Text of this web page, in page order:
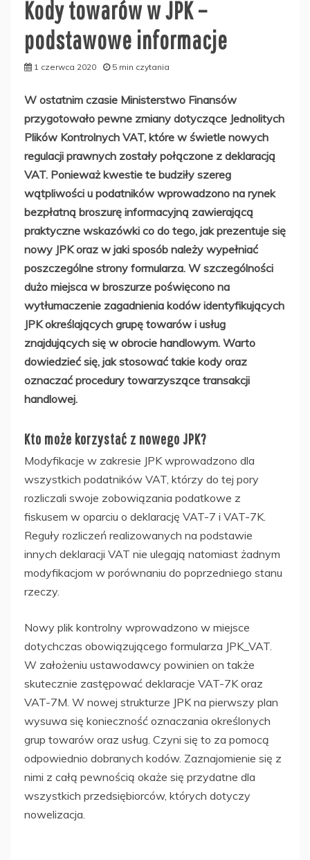
Kody towarów w JPK –
podstawowe informacje
1 czerwca 2020 5 min czytania
W ostatnim czasie Ministerstwo Finansów
przygotowało pewne zmiany dotyczące Jednolitych
Plików Kontrolnych VAT, które w świetle nowych
regulacji prawnych zostały połączone z deklaracją
VAT. Ponieważ kwestie te budziły szereg
wątpliwości u podatników wprowadzono na rynek
bezpłatną broszurę informacyjną zawierającą
praktyczne wskazówki co do tego, jak prezentuje się
nowy JPK oraz w jaki sposób należy wypełniać
poszczególne strony formularza. W szczególności
dużo miejsca w broszurze poświęcono na
wytłumaczenie zagadnienia kodów identyfikujących
JPK określających grupę towarów i usług
znajdujących się w obrocie handlowym. Warto
dowiedzieć się, jak stosować takie kody oraz
oznaczać procedury towarzyszące transakcji
handlowej.
Kto może korzystać z nowego JPK?
Modyfikacje w zakresie JPK wprowadzono dla
wszystkich podatników VAT, którzy do tej pory
rozliczali swoje zobowiązania podatkowe z
fiskusem w oparciu o deklarację VAT-7 i VAT-7K.
Reguły rozliczeń realizowanych na podstawie
innych deklaracji VAT nie ulegają natomiast żadnym
modyfikacjom w porównaniu do poprzedniego stanu
rzeczy.
Nowy plik kontrolny wprowadzono w miejsce
dotychczas obowiązującego formularza JPK_VAT.
W założeniu ustawodawcy powinien on także
skutecznie zastępować deklaracje VAT-7K oraz
VAT-7M. W nowej strukturze JPK na pierwszy plan
wysuwa się konieczność oznaczania określonych
grup towarów oraz usług. Czyni się to za pomocą
odpowiednio dobranych kodów. Zaznajomienie się z
nimi z całą pewnością okaże się przydatne dla
wszystkich przedsiębiorców, których dotyczy
nowelizacja.